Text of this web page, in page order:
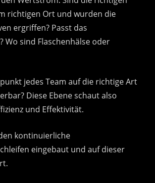
richtigen Ort und wurden die
ergriffen? Passt das
Wo sind Flaschenhälse oder
jedes Team auf die richtige Art
Diese Ebene schaut also
und Effektivität.
kontinuierliche
eingebaut und auf dieser